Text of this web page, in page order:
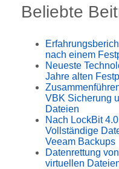
Beliebte
nach einem
Neueste
Jahre alten
VBK Sicherung
Dateien
Nach LockBit
Vollständige
Veeam Backups
Datenrettung
virtuellen